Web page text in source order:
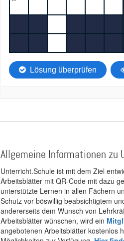
Allgemeine Informationen zu
Unterricht.Schule ist mit dem Ziel
Arbeitsblätter mit QR-Code mit dazu
unterstützte Lernen in allen Fächern
Schutz vor böswillig beabsichtigtem
andererseits dem Wunsch von
Arbeitsblätter wünschen, wird ein
angebotenen Arbeitsblätter kostenlos